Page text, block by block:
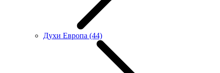
Духи Европа (44)